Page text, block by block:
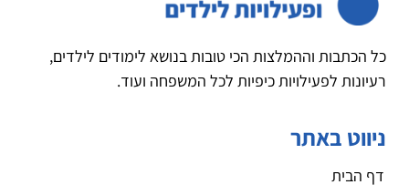
כל הכתבות וההמלצות הכי טובות בנושא לימודים לילדים,
רעיונות לפעילויות כיפיות לכל המשפחה ועוד.
ניווט באתר
דף הבית